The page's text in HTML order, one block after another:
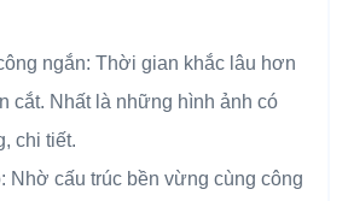
ngắn: Thời gian khắc lâu hơn
cắt. Nhất là những hình ảnh có
chi tiết.
Nhờ cấu trúc bền vừng cùng công